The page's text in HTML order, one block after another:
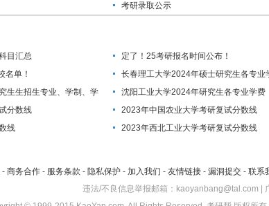
考研录取公示
目汇总
定了！25考研报名时间公布！
名单！
长春理工大学2024年硕士研究生各专业
生生招生专业、学制、学
沈阳工业大学2024年研究生各专业学费
分数线
2023年中国农业大学考研复试分数线
线
2023年西北工业大学考研复试分数线
- 商务合作 - 服务条款 - 隐私保护 - 加入我们 - 友情链接 - 漏洞提交 - 联系
违法/不良信息举报邮箱：kaoyanbang@tal.com |